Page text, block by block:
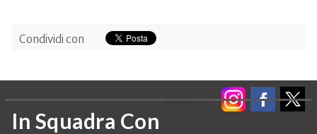
Condividi con
Seguici su:
In Squadra Con